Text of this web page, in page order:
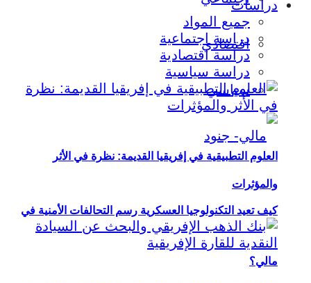
اقتصادي
سياسي
كيف تعيد التكنولوجيا العسكرية رسم التحالفات الأمنية في
مالي؟
دراسات
جميع المواد
دراسة اجتماعية
دراسة اقتصادية
دراسة سياسية
العلوم التطبيقية في إفريقيا القديمة: نظرة في الأثر
والمؤثرات